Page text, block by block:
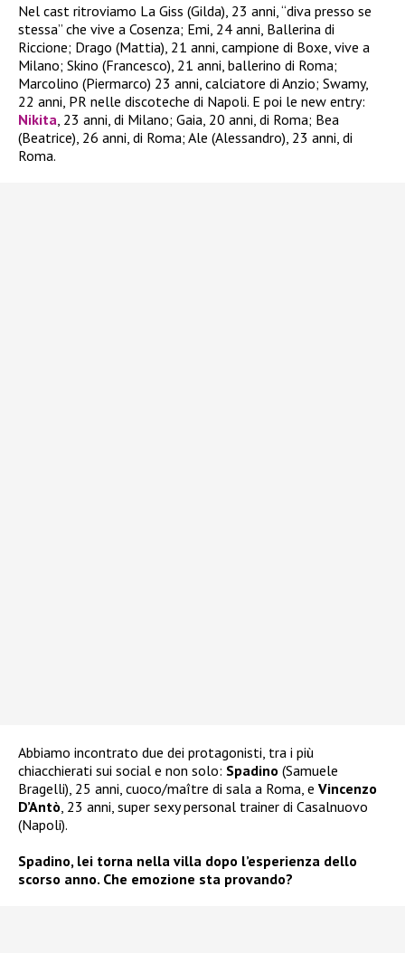
Nel cast ritroviamo La Giss (Gilda), 23 anni, “diva presso se
stessa” che vive a Cosenza; Emi, 24 anni, Ballerina di
Riccione; Drago (Mattia), 21 anni, campione di Boxe, vive a
Milano; Skino (Francesco), 21 anni, ballerino di Roma;
Marcolino (Piermarco) 23 anni, calciatore di Anzio; Swamy,
22 anni, PR nelle discoteche di Napoli. E poi le new entry:
Nikita , 23 anni, di Milano; Gaia, 20 anni, di Roma; Bea
(Beatrice), 26 anni, di Roma; Ale (Alessandro), 23 anni, di
Roma.
Abbiamo incontrato due dei protagonisti, tra i più
chiacchierati sui social e non solo: Spadino (Samuele
Bragelli), 25 anni, cuoco/maître di sala a Roma, e Vincenzo
D’Antò , 23 anni, super sexy personal trainer di Casalnuovo
(Napoli).
Spadino, lei torna nella villa dopo l’esperienza dello
scorso anno. Che emozione sta provando?